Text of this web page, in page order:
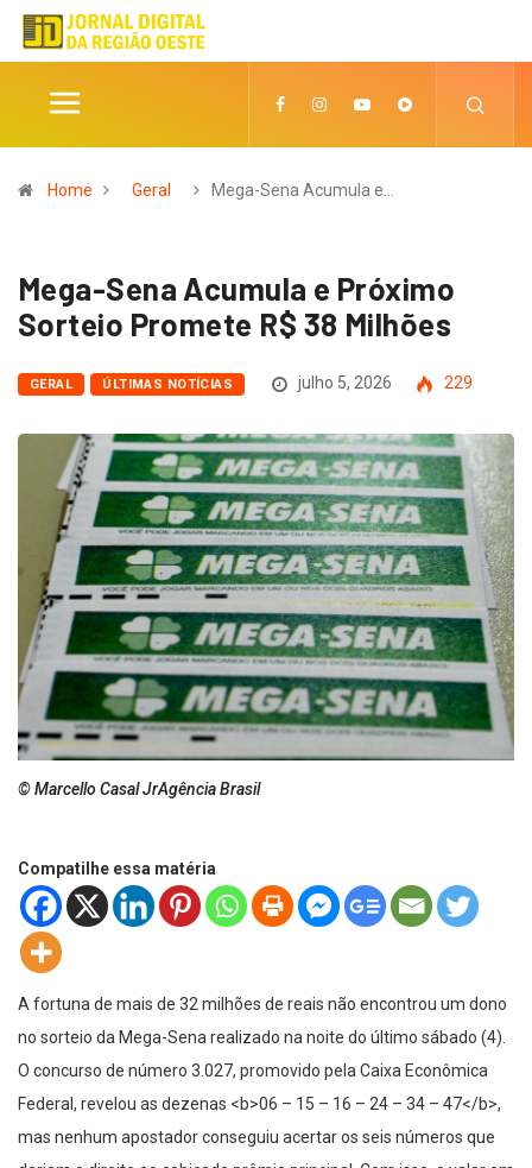
Home Geral Mega-Sena Acumula e…
Mega-Sena Acumula e Próximo
Sorteio Promete R$ 38 Milhões
GERAL ÚLTIMAS NOTÍCIAS julho 5, 2026 229
© Marcello Casal JrAgência Brasil
Compatilhe essa matéria
A fortuna de mais de 32 milhões de reais não encontrou um dono
no sorteio da Mega-Sena realizado na noite do último sábado (4).
O concurso de número 3.027, promovido pela Caixa Econômica
Federal, revelou as dezenas <b>06 – 15 – 16 – 24 – 34 – 47</b>,
mas nenhum apostador conseguiu acertar os seis números que